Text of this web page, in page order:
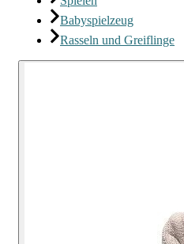
Babyspielzeug
Rasseln und Greiflinge